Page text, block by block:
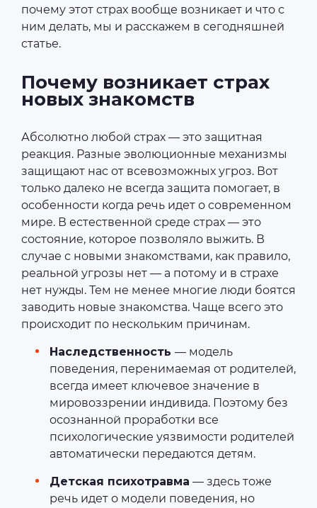
почему этот страх вообще возникает и что с
ним делать, мы и расскажем в сегодняшней
статье.
Почему возникает страх
новых знакомств
Абсолютно любой страх — это защитная
реакция. Разные эволюционные механизмы
защищают нас от всевозможных угроз. Вот
только далеко не всегда защита помогает, в
особенности когда речь идет о современном
мире. В естественной среде страх — это
состояние, которое позволяло выжить. В
случае с новыми знакомствами, как правило,
реальной угрозы нет — а потому и в страхе
нет нужды. Тем не менее многие люди боятся
заводить новые знакомства. Чаще всего это
происходит по нескольким причинам.
Наследственность — модель
поведения, перенимаемая от родителей,
всегда имеет ключевое значение в
мировоззрении индивида. Поэтому без
осознанной проработки все
психологические уязвимости родителей
автоматически передаются детям.
Детская психотравма — здесь тоже
речь идет о модели поведения, но